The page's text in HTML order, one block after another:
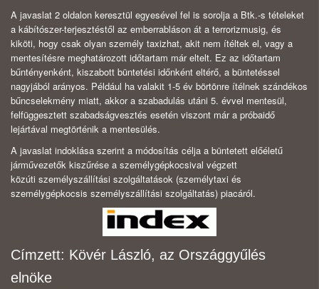
A javaslat 2 oldalon keresztül egyesével fel is sorolja a Btk.-s tételeket
a kábítószer-terjesztéstől az emberrabláson át a terrorizmusig, és
kiköti, hogy csak olyan személy taxizhat, akit nem ítéltek el, vagy a
mentesítésre meghatározott időtartam már eltelt. Ez az időtartam
bűntényenként, kiszabott büntetési időnként eltérő, a büntetéssel
nagyjából arányos. Például ha valakit 1-5 év börtönre ítélnek szándékos
bűncselekmény miatt, akkor a szabadulás utáni 5. évvel mentesül,
felfüggesztett szabadságvesztés esetén viszont már a próbaidő
lejártával megtörténik a mentesülés.
A javaslat indoklása szerint a módosítás célja a büntetett előéletű
járművezetők kiszűrése a személygépkocsival végzett
közúti személyszállítási szolgáltatások (személytaxi és
személygépkocsis személyszállítási szolgáltatás) piacáról.
Címzett: Kövér László, az Országgyűlés
elnöke